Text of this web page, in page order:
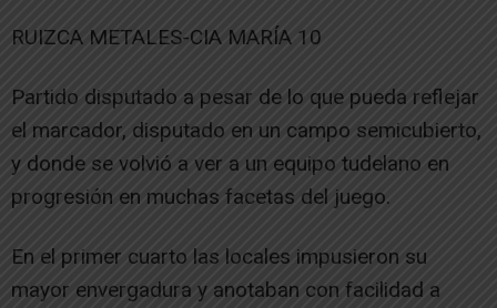
RUIZCA METALES-CIA MARÍA 10
Partido disputado a pesar de lo que pueda reflejar
el marcador, disputado en un campo semicubierto,
y donde se volvió a ver a un equipo tudelano en
progresión en muchas facetas del juego.
En el primer cuarto las locales impusieron su
mayor envergadura y anotaban con facilidad a